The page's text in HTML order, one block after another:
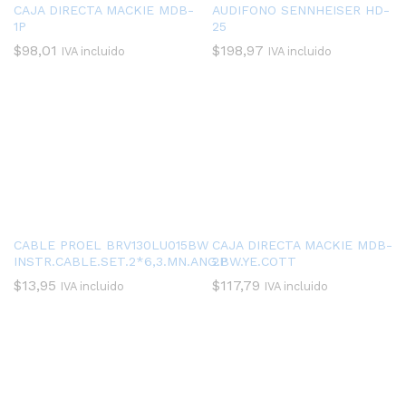
CAJA DIRECTA MACKIE MDB-
1P
$98,01 IVA incluido
AUDIFONO SENNHEISER HD-
25
$198,97 IVA incluido
CABLE PROEL BRV130LU015BW
INSTR.CABLE.SET.2*6,3.MN.ANG.BW.YE.COTT
$13,95 IVA incluido
CAJA DIRECTA MACKIE MDB-
2P
$117,79 IVA incluido